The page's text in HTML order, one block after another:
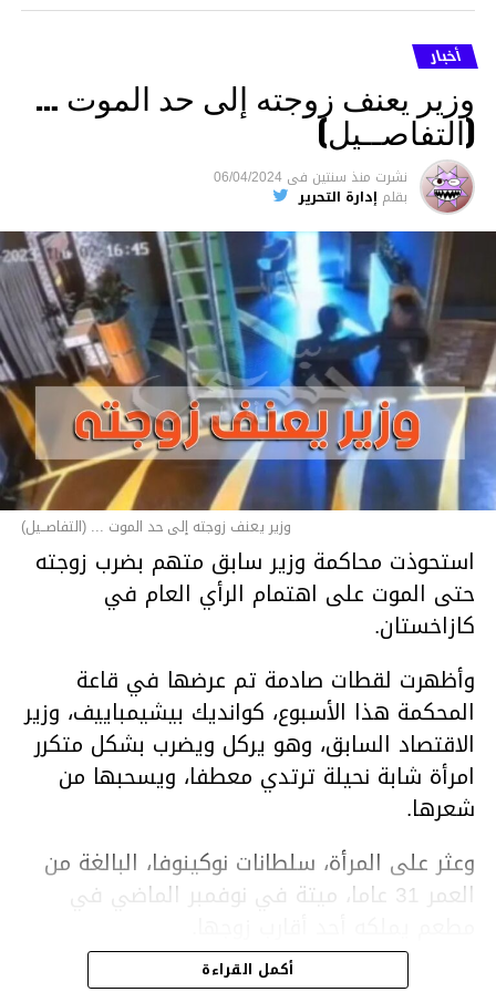
أخبار
وزير يعنف زوجته إلى حد الموت …
(التفاصــيل)
نشرت منذ سنتين فى 06/04/2024
بقلم إدارة التحرير
وزير يعنف زوجته إلى حد الموت ... (التفاصــيل)
استحوذت محاكمة وزير سابق متهم بضرب زوجته
حتى الموت على اهتمام الرأي العام في
كازاخستان.
وأظهرت لقطات صادمة تم عرضها في قاعة
المحكمة هذا الأسبوع، كوانديك بيشيمباييف، وزير
الاقتصاد السابق، وهو يركل ويضرب بشكل متكرر
امرأة شابة نحيلة ترتدي معطفا، ويسحبها من
شعرها.
وعثر على المرأة، سلطانات نوكينوفا، البالغة من
العمر 31 عاما، ميتة في نوفمبر الماضي في
ووفقا لتقرير الطبيب الشرعي، توفيت نوكينوفا
أكمل القراءة